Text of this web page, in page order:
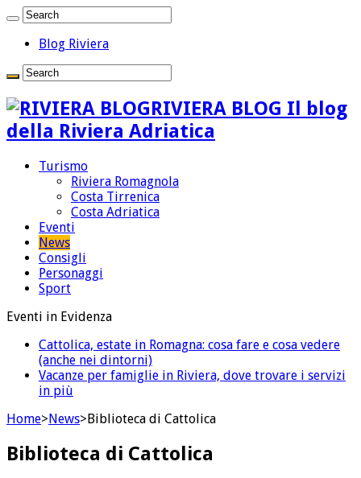
Blog Riviera
RIVIERA BLOG Il blog
della Riviera Adriatica
Turismo
Riviera Romagnola
Costa Tirrenica
Costa Adriatica
Eventi
News
Consigli
Personaggi
Sport
Eventi in Evidenza
Cattolica, estate in Romagna: cosa fare e cosa vedere
(anche nei dintorni)
Vacanze per famiglie in Riviera, dove trovare i servizi
in più
Home>News>Biblioteca di Cattolica
Biblioteca di Cattolica